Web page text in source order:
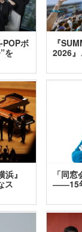
ボ
を
『
2026
』
ス
「同
――15